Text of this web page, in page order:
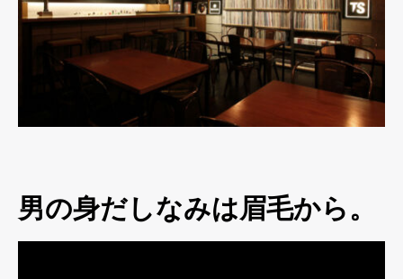
男の身だしなみは眉毛から。